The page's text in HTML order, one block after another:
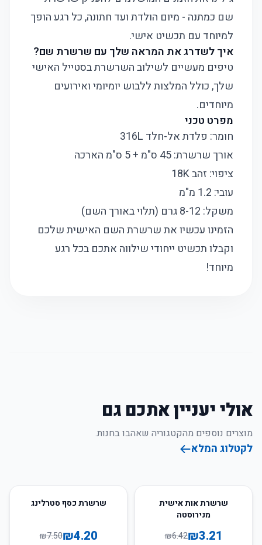
שם כמתנה - מיום הולדת ועד חתונה, כל רגע הופך
למיוחד עם תכשיט אישי.
איך לשדרג את המראה שלך עם שרשרת שם?
טיפים מעשיים לשילוב השרשרת בסטייל האישי
שלך, כולל המלצות ללבוש יומיומי ואירועים
מיוחדים.
מפרט טכני
חומר: פלדת אל-חלד 316L
אורך שרשרת: 45 ס"מ + 5 ס"מ הארכה
ציפוי: זהב 18K
עובי: 1.2 מ"מ
משקל: 8-12 גרם (תלוי באורך השם)
הזמינו עכשיו את שרשרת השם האישית שלכם
וקבלו תכשיט ייחודי שילווה אתכם בכל רגע
מיוחד!
אולי יעניין אתכם גם
מוצרים נוספים מהקטגוריה שאהבו בחנות.
לקטלוג המלא
שרשרת אות אישית
מנירוסטה
₪3.21
₪6.42
44שרשרת כסף סטרלינג
₪4.20
₪7.50